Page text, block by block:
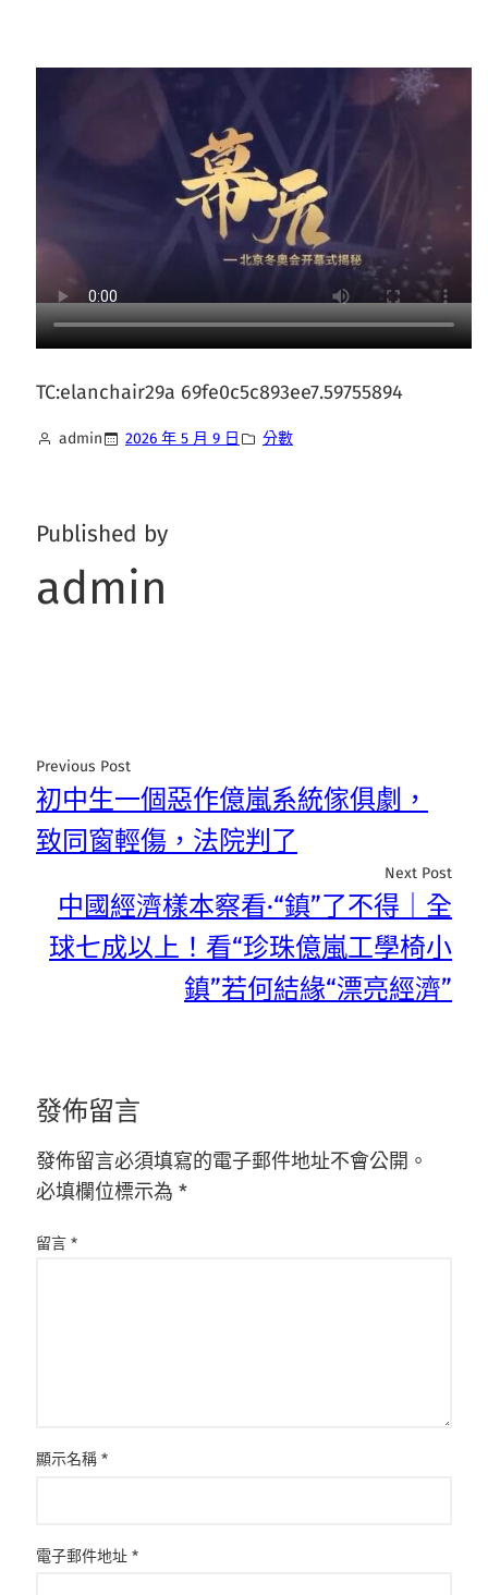
TC:elanchair29a 69fe0c5c893ee7.59755894
admin 2026 年 5 月 9 日 分數
Published by
admin
Previous Post
初中生一個惡作億嵐系統傢俱劇，
致同窗輕傷，法院判了
Next Post
中國經濟樣本察看·“鎮”了不得｜全
球七成以上！看“珍珠億嵐工學椅小
鎮”若何結緣“漂亮經濟”
發佈留言
發佈留言必須填寫的電子郵件地址不會公開。
必填欄位標示為 *
留言 *
顯示名稱 *
電子郵件地址 *